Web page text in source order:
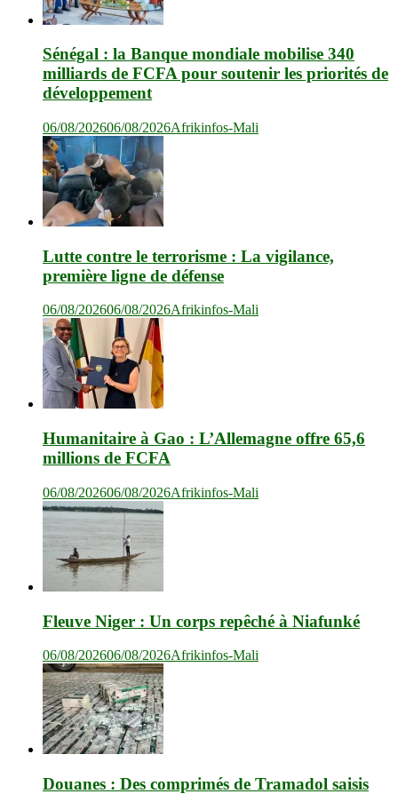
Sénégal : la Banque mondiale mobilise 340
milliards de FCFA pour soutenir les priorités de
développement
06/08/202606/08/2026Afrikinfos-Mali
Lutte contre le terrorisme : La vigilance,
première ligne de défense
06/08/202606/08/2026Afrikinfos-Mali
Humanitaire à Gao : L’Allemagne offre 65,6
millions de FCFA
06/08/202606/08/2026Afrikinfos-Mali
Fleuve Niger : Un corps repêché à Niafunké
06/08/202606/08/2026Afrikinfos-Mali
Douanes : Des comprimés de Tramadol saisis